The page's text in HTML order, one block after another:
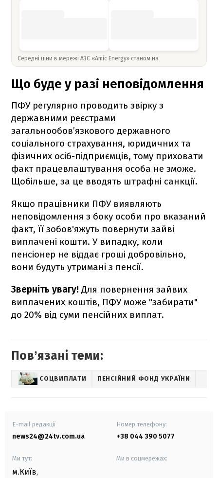
Середні ціни в мережі АЗС «Amic Energy» станом на
Що буде у разі неповідомлення
ПФУ регулярно проводить звірку з
державними реєстрами
загальнообов’язкового державного
соціального страхування, юридичних та
фізичних осіб-підприємців, тому приховати
факт працевлаштування особа не зможе.
Щобільше, за це вводять штрафні санкції.
Якщо працівники ПФУ виявляють
неповідомлення з боку особи про вказаний
факт, її зобов'яжуть повернути зайві
виплачені кошти. У випадку, коли
пенсіонер не віддає гроші добровільно,
вони будуть утримані з пенсії.
Зверніть увагу! Для повернення зайвих
виплачених коштів, ПФУ може "забирати"
до 20% від суми пенсійних виплат.
Повʼязані теми:
СОЦВИПЛАТИ ПЕНСІЙНИЙ ФОНД УКРАЇНИ
E-mail редакції
news24@24tv.com.ua
Номер телефону:
+38 044 390 5077
Ми тут:
м.Київ,
Ми в соцмережах: